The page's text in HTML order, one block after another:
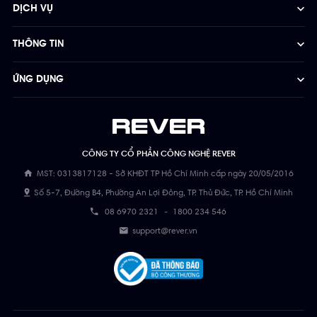
CÔNG TY CỔ PHẦN CÔNG NGHỆ REVER
MST: 0313817128 - Sở KHĐT TP Hồ Chí Minh cấp ngày 20/05/2016
Số 5-7, Đường B4, Phường An Lợi Đông, TP. Thủ Đức, TP. Hồ Chí Minh
08 6970 2321 - 1800 234 546
support@rever.vn
DỊCH VỤ
THÔNG TIN
ỨNG DỤNG